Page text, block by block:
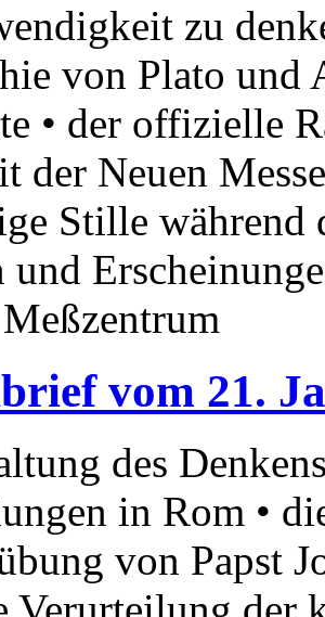
zu
von Plato und
• der offizielle
der Neuen
Stille während
und
vom 21.
des
in Rom •
von Papst